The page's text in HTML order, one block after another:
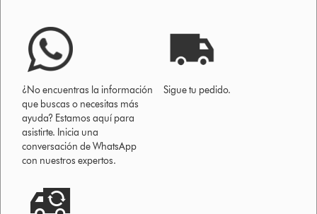
¿No encuentras la información
que buscas o necesitas más
ayuda? Estamos aquí para
asistirte. Inicia una
conversación de WhatsApp
con nuestros expertos.
Sigue tu pedido.